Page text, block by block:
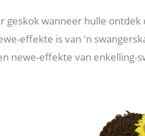
geskok wanneer hulle
effekte is van 'n
newe-effekte van enkelling-